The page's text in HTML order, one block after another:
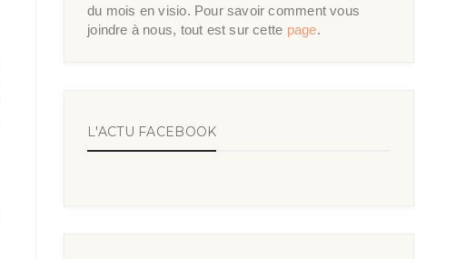
du mois en visio. Pour savoir comment vous
joindre à nous, tout est sur cette page.
L'ACTU FACEBOOK